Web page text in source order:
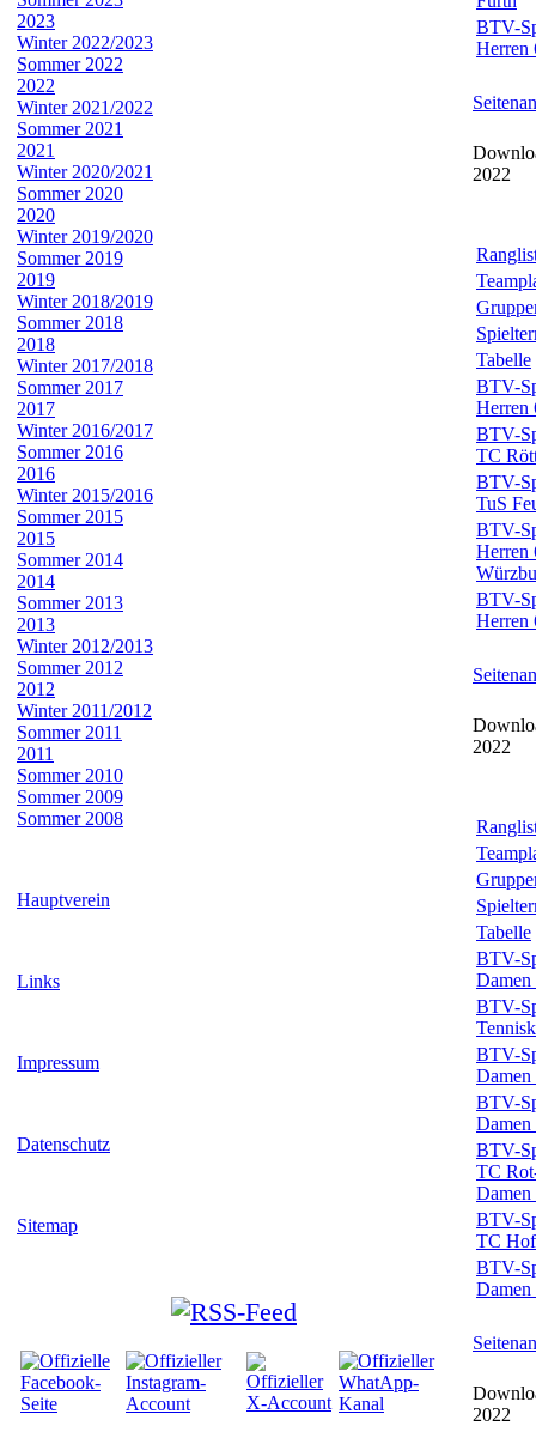
2023
Winter 2022/2023
Sommer 2022
2022
Winter 2021/2022
Sommer 2021
2021
Winter 2020/2021
Sommer 2020
2020
Winter 2019/2020
Sommer 2019
2019
Winter 2018/2019
Sommer 2018
2018
Winter 2017/2018
Sommer 2017
2017
Winter 2016/2017
Sommer 2016
2016
Winter 2015/2016
Sommer 2015
2015
Sommer 2014
2014
Sommer 2013
2013
Winter 2012/2013
Sommer 2012
2012
Winter 2011/2012
Sommer 2011
2011
Sommer 2010
Sommer 2009
Sommer 2008
Hauptverein
Links
Impressum
Datenschutz
Sitemap
BTV-
Herren
2022
Tabelle
BTV-
Herren
BTV-
TC
BTV-
TuS
BTV-
Herren
BTV-
Herren
2022
Tabelle
BTV-
BTV-
BTV-
BTV-
BTV-
TC
Damen
BTV-
TC
BTV-
2022